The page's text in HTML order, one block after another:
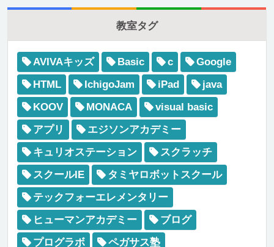
教室タグ
AVIVAキッズ Basic c
Google
HTML
IchigoJam iPad
java
KOOV
MONACA
visual basic
アプリ
エジソンアカデミー
キュリオステーション
スクラッチ
スクールIE
タミヤロボットスクール
テックフォーエレメンタリー
ヒューマンアカデミー
ブログ
プログラボ
ペガサス塾